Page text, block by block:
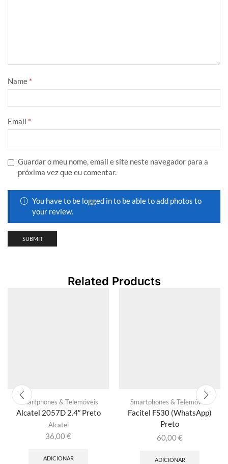
Name *
Email *
Guardar o meu nome, email e site neste navegador para a
próxima vez que eu comentar.
You have to be logged in to be able to add photos to
your review.
Related Products
Smartphones & Telemóveis
Alcatel 2057D 2.4″ Preto
Alcatel
36,00€
ADICIONAR
Smartphones & Telemóveis
Facitel FS30 (WhatsApp)
Preto
60,00€
ADICIONAR